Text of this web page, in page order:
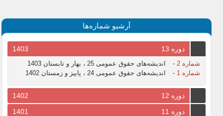
آرشیو شماره‌ها
دوره 13 1403
شماره 2 -
اندیشه‌های حقوق عمومی 25 ، بهار و تابستان 1403
شماره 1
- اندیشه‌های حقوق عمومی 24 ، پاییز و زمستان 1402
دوره 12
1402
دوره 11
1401